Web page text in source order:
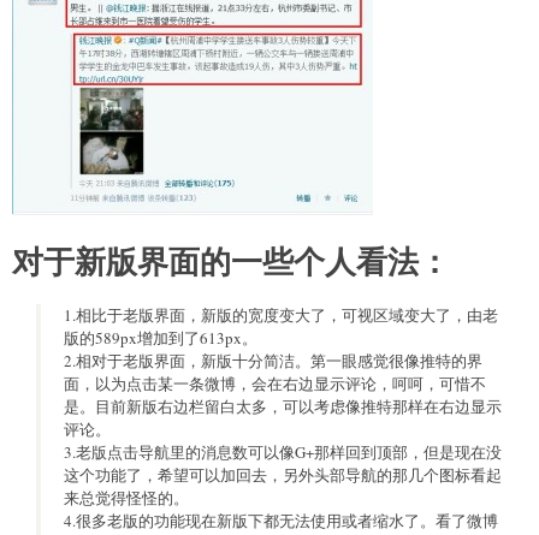
对于新版界面的一些个人看法：
1.相比于老版界面，新版的宽度变大了，可视区域变大了，由老
版的589px增加到了613px。
2.相对于老版界面，新版十分简洁。第一眼感觉很像推特的界
面，以为点击某一条微博，会在右边显示评论，呵呵，可惜不
是。目前新版右边栏留白太多，可以考虑像推特那样在右边显示
评论。
3.老版点击导航里的消息数可以像G+那样回到顶部，但是现在没
这个功能了，希望可以加回去，另外头部导航的那几个图标看起
来总觉得怪怪的。
4.很多老版的功能现在新版下都无法使用或者缩水了。看了微博